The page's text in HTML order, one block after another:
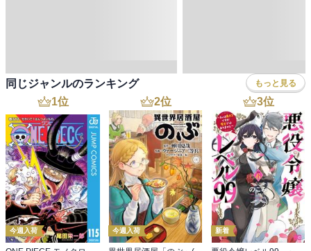
同じジャンルのランキング もっと見る
1位
今週入荷
2位
今週入荷
3位
新着